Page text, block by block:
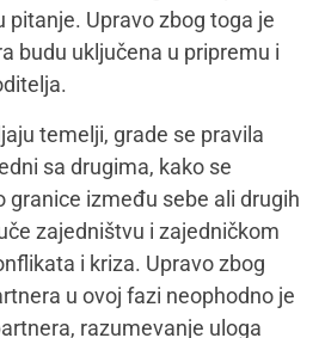
mnoge žene imaju osećaj da ne
o tome kako se
(strah da nisi dobra majka,
Veliki broj žena suočava se
a da su kratkotrajna
preplavljenost,
uslovljeni hormonskim